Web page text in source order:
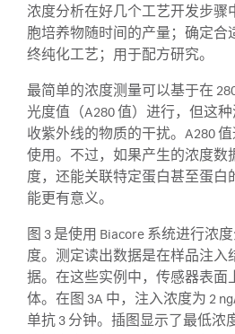
浓度分析在好几个工艺开发步骤
胞培养物随时间的产量；确定合
终纯化工艺；用于配方研究。
最简单的浓度测量可以基于在
光度值（A280 值）进行，但这
收紫外线的物质的干扰。A280 值
使用。不过，如果产生的浓度数
度，还能关联特定蛋白甚至蛋白
能更有意义。
图 3 是使用 Biacore 系统进行浓
度。测定读出数据是在样品注入
据。在这些实例中，传感器表面
体。在图 3A 中，注入浓度为 2
单抗 3 分钟。插图显示了最低浓